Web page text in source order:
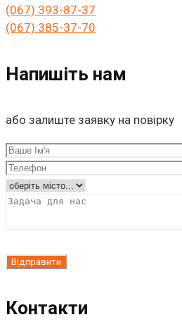
(067) 393-87-37
(067) 385-37-70
Напишіть нам
або залиште заявку на повірку
Контакти